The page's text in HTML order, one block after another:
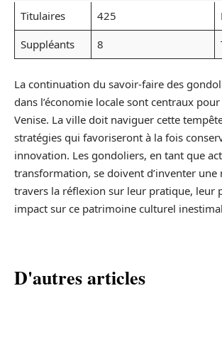
Titulaires 425
Suppléants
8
La continuation du savoir-faire des
dans l’économie locale sont centraux pour
Venise. La ville doit naviguer cette
stratégies qui favoriseront à la fois
innovation. Les gondoliers, en tant que
transformation, se doivent d’inventer une
travers la réflexion sur leur pratique, leur
impact sur ce patrimoine culturel
D'autres articles